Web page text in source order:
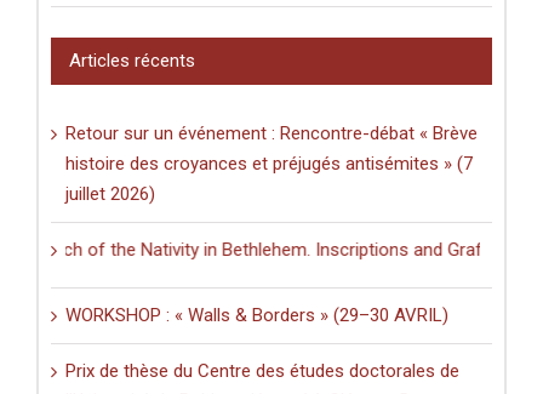
Articles récents
Retour sur un événement : Rencontre-débat « Brève
histoire des croyances et préjugés antisémites » (7
juillet 2026)
of the Nativity in Bethlehem. Inscriptions and Graffiti in a
WORKSHOP : « Walls & Borders » (29–30 AVRIL)
Prix de thèse du Centre des études doctorales de